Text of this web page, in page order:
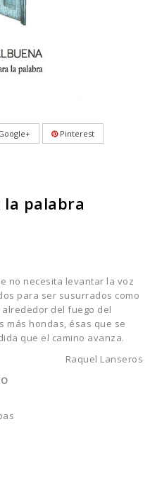
Pinterest
palabra
no necesita levantar la voz
para ser susurrados como
del fuego del
más hondas, ésas que se
que el camino avanza.
Raquel Lanseros